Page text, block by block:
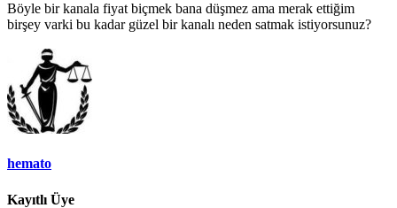
Böyle bir kanala fiyat biçmek bana düşmez ama merak ettiğim
birşey varki bu kadar güzel bir kanalı neden satmak istiyorsunuz?
hemato
Kayıtlı Üye